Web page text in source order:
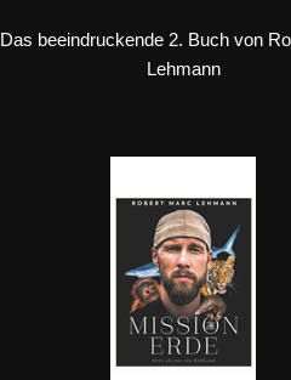
Das beeindruckende 2. Buch von
Lehmann